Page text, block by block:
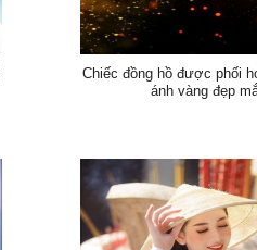
Chiếc đồng hồ được phối
ánh vàng đẹp